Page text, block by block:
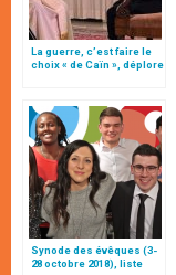
La guerre, c’est faire le
choix « de Caïn », déplore
Synode des évêques (3-
28 octobre 2018), liste